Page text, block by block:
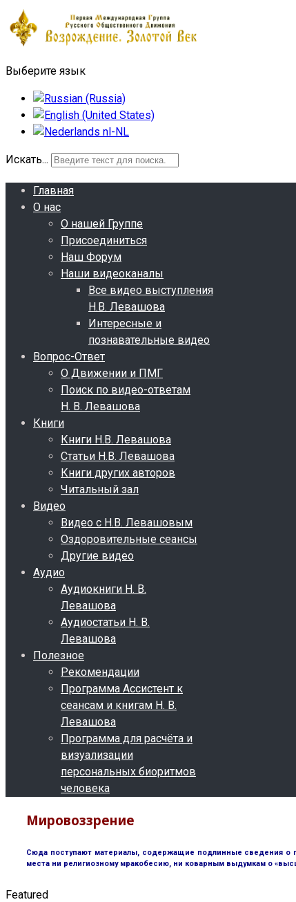
Выберите язык
Искать...
Главная
О нас
О нашей Группе
Присоединиться
Наш Форум
Наши видеоканалы
Все видео выступления
Н.В. Левашова
Интересные и
познавательные видео
Вопрос-Ответ
О Движении и ПМГ
Поиск по видео-ответам
Н. В. Левашова
Книги
Книги Н.В. Левашова
Статьи Н.В. Левашова
Книги других авторов
Читальный зал
Видео
Видео с Н.В. Левашовым
Оздоровительные сеансы
Другие видео
Аудио
Аудиокниги Н. В.
Левашова
Аудиостатьи Н. В.
Левашова
Полезное
Рекомендации
Программа Ассистент к
сеансам и книгам Н. В.
Левашова
Программа для расчёта и
визуализации
персональных биоритмов
человека
Мировоззрение
Сюда поступают материалы, содержащие подлинные сведения о
места ни религиозному мракобесию, ни коварным выдумкам о
Featured